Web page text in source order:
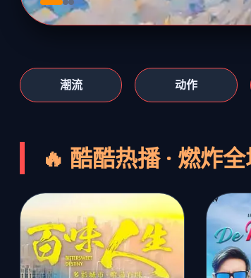
潮流 动作
🔥 酷酷热播 · 燃炸